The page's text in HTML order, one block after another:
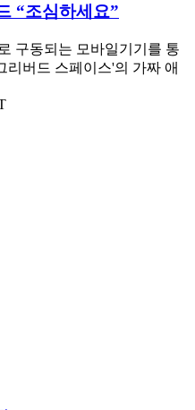
“조심하세요”
구동되는 모바일기기를 통
리버드 스페이스'의 가짜 애